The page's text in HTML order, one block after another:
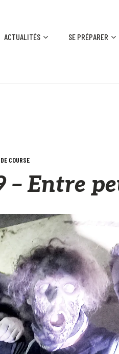
ACTUALITÉS SE PRÉPARER
COURSE
– Entre